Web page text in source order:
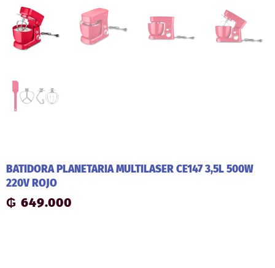
BATIDORA PLANETARIA MULTILASER CE147 3,5L 500W
220V ROJO
₲ 649.000